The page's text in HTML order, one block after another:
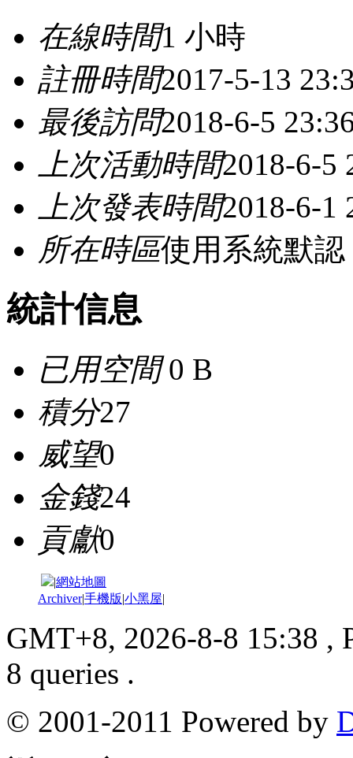
在線時間1 小時
註冊時間2017-5-13
最後訪問2018-6-5
上次活動時間2018-6-5
上次發表時間2018-6-1
所在時區使用系統默認
統計信息
已用空間0 B
積分27
威望0
金錢24
貢獻0
|網站地圖
Archiver|手機版|小黑屋|
GMT+8, 2026-8-8 15:38 ,
8 queries .
© 2001-2011 Powered by